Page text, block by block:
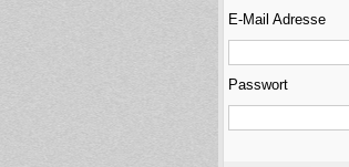
E-Mail Adresse
Passwort